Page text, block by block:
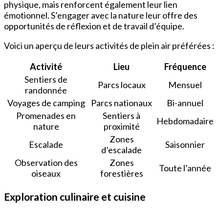
physique, mais renforcent également leur lien
émotionnel. S’engager avec la nature leur offre des
opportunités de réflexion et de travail d’équipe.
Voici un aperçu de leurs activités de plein air préférées :
Activité
Lieu
Fréquence
Sentiers de
randonnée
Parcs locaux
Mensuel
Voyages de camping
Parcs nationaux
Bi-annuel
Promenades en
nature
Sentiers à
proximité
Hebdomadaire
Escalade
Zones
d’escalade
Saisonnier
Observation des
oiseaux
Zones
forestières
Toute l’année
Exploration culinaire et cuisine